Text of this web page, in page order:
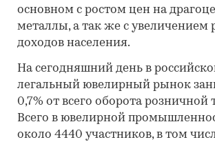
основном с ростом цен на
металлы, а так же с увеличением
доходов населения.
На сегодняшний день в
легальный ювелирный рынок
0,7% от всего оборота розничной
Всего в ювелирной
около 4440 участников, в том